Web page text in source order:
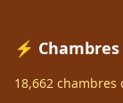
⚡
18,662 chambres